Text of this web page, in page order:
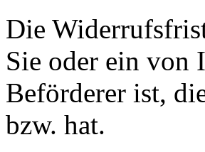
Die
Sie oder ein von
Beförderer ist,
bzw. hat.